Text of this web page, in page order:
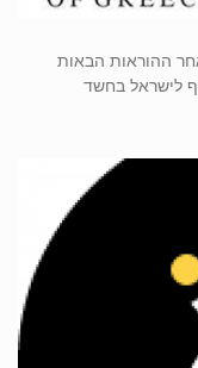
ההוראות הבאות
לישראל בחשד